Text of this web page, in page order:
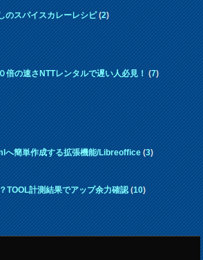
のスパイスカレーレシピ(2)
倍の速さNTTレンタルで遅い人必見！(7)
へ簡単作成する拡張機能/Libreoffice(3)
TOOL計測結果でアップ余力確認(10)